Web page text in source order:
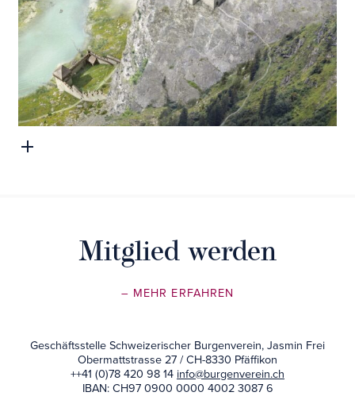
Mitglied werden
– MEHR ERFAHREN
Geschäftsstelle Schweizerischer Burgenverein, Jasmin Frei
Obermattstrasse 27 / CH-8330 Pfäffikon
++41 (0)78 420 98 14 info@burgenverein.ch
IBAN: CH97 0900 0000 4002 3087 6